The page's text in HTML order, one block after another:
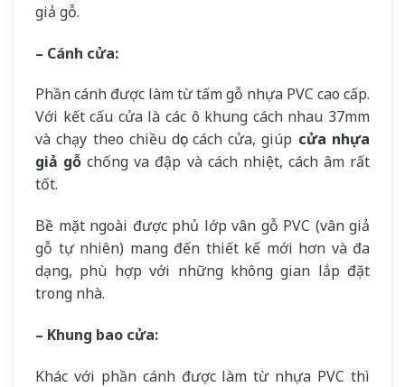
giả gỗ.
– Cánh cửa:
Phần cánh được làm từ tấm gỗ nhựa PVC cao cấp.
Với kết cấu cửa là các ô khung cách nhau 37mm
và chạy theo chiều dọc cách cửa, giúp cửa nhựa
giả gỗ chống va đập và cách nhiệt, cách âm rất
tốt.
Bề mặt ngoài được phủ lớp vân gỗ PVC (vân giả
gỗ tự nhiên) mang đến thiết kế mới hơn và đa
dạng, phù hợp với những không gian lắp đặt
trong nhà.
– Khung bao cửa:
Khác với phần cánh được làm từ nhựa PVC thì